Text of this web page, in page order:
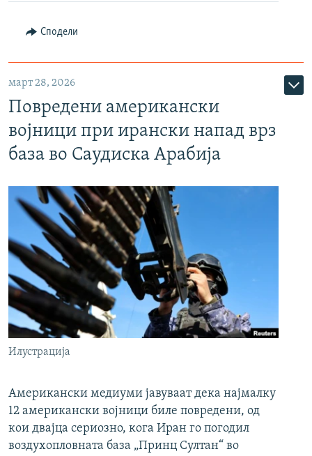
Сподели
март 28, 2026
Повредени американски
војници при ирански напад врз
база во Саудиска Арабија
Илустрација
Американски медиуми јавуваат дека најмалку
12 американски војници биле повредени, од
кои двајца сериозно, кога Иран го погодил
воздухопловната база „Принц Султан“ во